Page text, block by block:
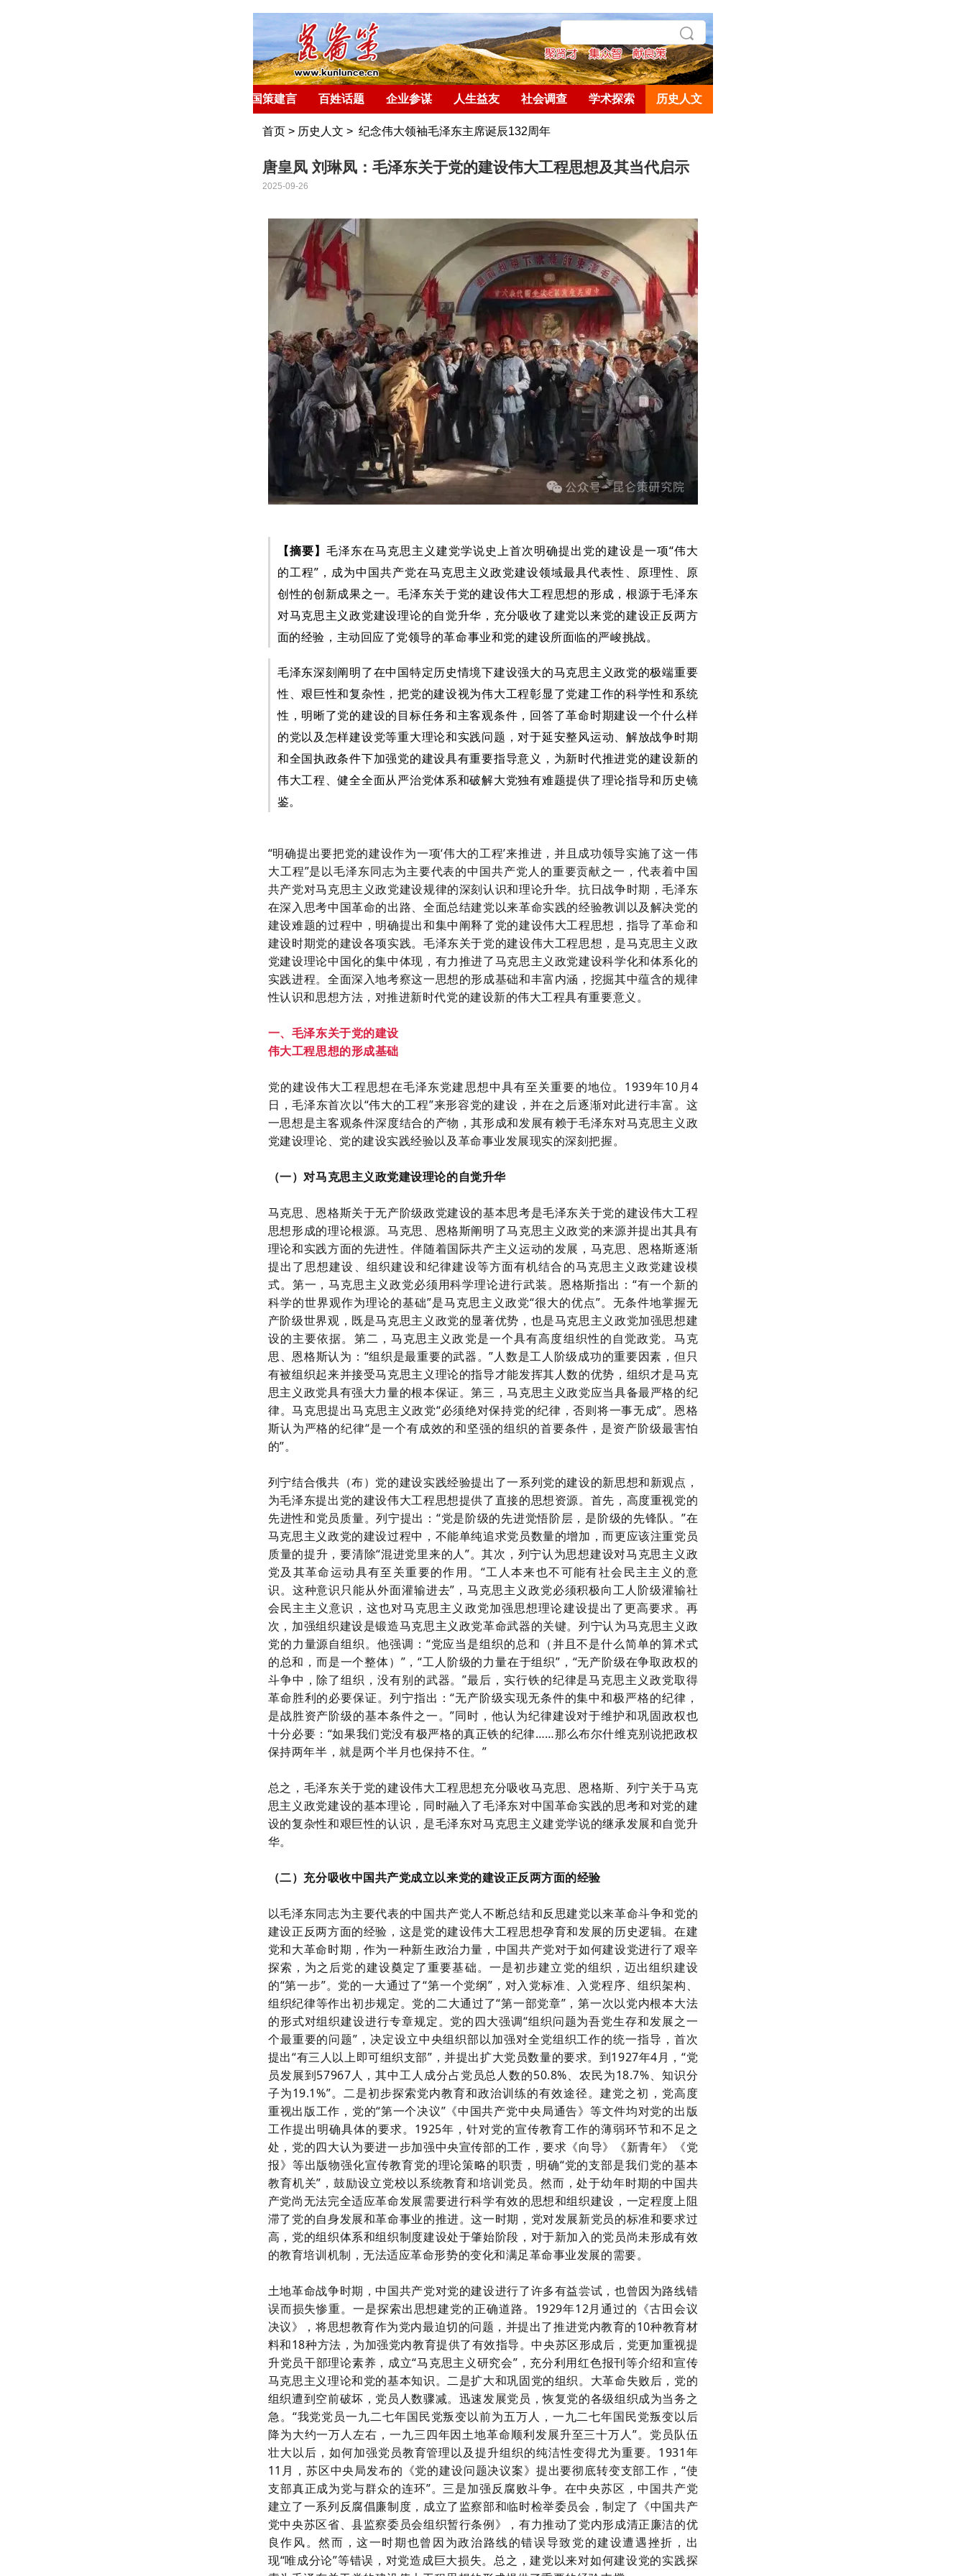
国策建言 百姓话题 企业参谋 人生益友 社会调查 学术探索 历史人文
首页> 历史人文 > 纪念伟大领袖毛泽东主席诞辰132周年
唐皇凤 刘琳凤：毛泽东关于党的建设伟大工程思想及其当代启示
2025-09-26
【摘要】 毛泽东在马克思主义建党学说史上首次明确提出党的建设是一项“伟大
的工程”，成为中国共产党在马克思主义政党建设领域最具代表性、原理性、原
创性的创新成果之一。毛泽东关于党的建设伟大工程思想的形成，根源于毛泽东
对马克思主义政党建设理论的自觉升华，充分吸收了建党以来党的建设正反两方
面的经验，主动回应了党领导的革命事业和党的建设所面临的严峻挑战。
毛泽东深刻阐明了在中国特定历史情境下建设强大的马克思主义政党的极端重要
性、艰巨性和复杂性，把党的建设视为伟大工程彰显了党建工作的科学性和系统
性，明晰了党的建设的目标任务和主客观条件，回答了革命时期建设一个什么样
的党以及怎样建设党等重大理论和实践问题，对于延安整风运动、解放战争时期
和全国执政条件下加强党的建设具有重要指导意义，为新时代推进党的建设新的
伟大工程、健全全面从严治党体系和破解大党独有难题提供了理论指导和历史镜
鉴。
“明确提出要把党的建设作为一项‘伟大的工程’来推进，并且成功领导实施了这一伟
大工程”是以毛泽东同志为主要代表的中国共产党人的重要贡献之一，代表着中国
共产党对马克思主义政党建设规律的深刻认识和理论升华。抗日战争时期，毛泽东
在深入思考中国革命的出路、全面总结建党以来革命实践的经验教训以及解决党的
建设难题的过程中，明确提出和集中阐释了党的建设伟大工程思想，指导了革命和
建设时期党的建设各项实践。毛泽东关于党的建设伟大工程思想，是马克思主义政
党建设理论中国化的集中体现，有力推进了马克思主义政党建设科学化和体系化的
实践进程。全面深入地考察这一思想的形成基础和丰富内涵，挖掘其中蕴含的规律
性认识和思想方法，对推进新时代党的建设新的伟大工程具有重要意义。
一、毛泽东关于党的建设
伟大工程思想的形成基础
党的建设伟大工程思想在毛泽东党建思想中具有至关重要的地位。 1939年10月4
日，毛泽东首次以“伟大的工程”来形容党的建设，并在之后逐渐对此进行丰富。这
一思想是主客观条件深度结合的产物，其形成和发展有赖于毛泽东对马克思主义政
党建设理论、党的建设实践经验以及革命事业发展现实的深刻把握。
（一）对马克思主义政党建设理论的自觉升华
马克思、恩格斯关于无产阶级政党建设的基本思考是毛泽东关于党的建设伟大工程
思想形成的理论根源。马克思、恩格斯阐明了马克思主义政党的来源并提出其具有
理论和实践方面的先进性。伴随着国际共产主义运动的发展，马克思、恩格斯逐渐
提出了思想建设、组织建设和纪律建设等方面有机结合的马克思主义政党建设模
式。第一，马克思主义政党必须用科学理论进行武装。恩格斯指出：“有一个新的
科学的世界观作为理论的基础”是马克思主义政党“很大的优点”。无条件地掌握无
产阶级世界观，既是马克思主义政党的显著优势，也是马克思主义政党加强思想建
设的主要依据。第二，马克思主义政党是一个具有高度组织性的自觉政党。马克
思、恩格斯认为：“组织是最重要的武器。”人数是工人阶级成功的重要因素，但只
有被组织起来并接受马克思主义理论的指导才能发挥其人数的优势，组织才是马克
思主义政党具有强大力量的根本保证。第三，马克思主义政党应当具备最严格的纪
律。马克思提出马克思主义政党“必须绝对保持党的纪律，否则将一事无成”。恩格
斯认为严格的纪律“是一个有成效的和坚强的组织的首要条件，是资产阶级最害怕
的”。
列宁结合俄共（布）党的建设实践经验提出了一系列党的建设的新思想和新观点，
为毛泽东提出党的建设伟大工程思想提供了直接的思想资源。首先，高度重视党的
先进性和党员质量。列宁提出： “党是阶级的先进觉悟阶层，是阶级的先锋队。”在
马克思主义政党的建设过程中，不能单纯追求党员数量的增加，而更应该注重党员
质量的提升，要清除“混进党里来的人”。其次，列宁认为思想建设对马克思主义政
党及其革命运动具有至关重要的作用。“工人本来也不可能有社会民主主义的意
识。这种意识只能从外面灌输进去”，马克思主义政党必须积极向工人阶级灌输社
会民主主义意识，这也对马克思主义政党加强思想理论建设提出了更高要求。再
次，加强组织建设是锻造马克思主义政党革命武器的关键。列宁认为马克思主义政
党的力量源自组织。他强调：“党应当是组织的总和（并且不是什么简单的算术式
的总和，而是一个整体）”，“工人阶级的力量在于组织”，“无产阶级在争取政权的
斗争中，除了组织，没有别的武器。”最后，实行铁的纪律是马克思主义政党取得
革命胜利的必要保证。列宁指出：“无产阶级实现无条件的集中和极严格的纪律，
是战胜资产阶级的基本条件之一。”同时，他认为纪律建设对于维护和巩固政权也
十分必要：“如果我们党没有极严格的真正铁的纪律……那么布尔什维克别说把政权
保持两年半，就是两个半月也保持不住。”
总之，毛泽东关于党的建设伟大工程思想充分吸收马克思、恩格斯、列宁关于马克
思主义政党建设的基本理论，同时融入了毛泽东对中国革命实践的思考和对党的建
设的复杂性和艰巨性的认识，是毛泽东对马克思主义建党学说的继承发展和自觉升
华。
（二）充分吸收中国共产党成立以来党的建设正反两方面的经验
以毛泽东同志为主要代表的中国共产党人不断总结和反思建党以来革命斗争和党的
建设正反两方面的经验，这是党的建设伟大工程思想孕育和发展的历史逻辑。在建
党和大革命时期，作为一种新生政治力量，中国共产党对于如何建设党进行了艰辛
探索，为之后党的建设奠定了重要基础。一是初步建立党的组织，迈出组织建设
的“第一步”。党的一大通过了“第一个党纲”，对入党标准、入党程序、组织架构、
组织纪律等作出初步规定。党的二大通过了“第一部党章”，第一次以党内根本大法
的形式对组织建设进行专章规定。党的四大强调“组织问题为吾党生存和发展之一
个最重要的问题”，决定设立中央组织部以加强对全党组织工作的统一指导，首次
提出“有三人以上即可组织支部”，并提出扩大党员数量的要求。到1927年4月，“党
员发展到57967人，其中工人成分占党员总人数的50.8%、农民为18.7%、知识分
子为19.1%”。二是初步探索党内教育和政治训练的有效途径。建党之初，党高度
重视出版工作，党的“第一个决议”《中国共产党中央局通告》等文件均对党的出版
工作提出明确具体的要求。1925年，针对党的宣传教育工作的薄弱环节和不足之
处，党的四大认为要进一步加强中央宣传部的工作，要求《向导》《新青年》《党
报》等出版物强化宣传教育党的理论策略的职责，明确“党的支部是我们党的基本
教育机关”，鼓励设立党校以系统教育和培训党员。然而，处于幼年时期的中国共
产党尚无法完全适应革命发展需要进行科学有效的思想和组织建设，一定程度上阻
滞了党的自身发展和革命事业的推进。这一时期，党对发展新党员的标准和要求过
高，党的组织体系和组织制度建设处于肇始阶段，对于新加入的党员尚未形成有效
的教育培训机制，无法适应革命形势的变化和满足革命事业发展的需要。
土地革命战争时期，中国共产党对党的建设进行了许多有益尝试，也曾因为路线错
误而损失惨重。一是探索出思想建党的正确道路。 1929年12月通过的《古田会议
决议》，将思想教育作为党内最迫切的问题，并提出了推进党内教育的10种教育材
料和18种方法，为加强党内教育提供了有效指导。中央苏区形成后，党更加重视提
升党员干部理论素养，成立“马克思主义研究会”，充分利用红色报刊等介绍和宣传
马克思主义理论和党的基本知识。二是扩大和巩固党的组织。大革命失败后，党的
组织遭到空前破坏，党员人数骤减。迅速发展党员，恢复党的各级组织成为当务之
急。“我党党员一九二七年国民党叛变以前为五万人，一九二七年国民党叛变以后
降为大约一万人左右，一九三四年因土地革命顺利发展升至三十万人”。党员队伍
壮大以后，如何加强党员教育管理以及提升组织的纯洁性变得尤为重要。1931年
11月，苏区中央局发布的《党的建设问题决议案》提出要彻底转变支部工作，“使
支部真正成为党与群众的连环”。三是加强反腐败斗争。在中央苏区，中国共产党
建立了一系列反腐倡廉制度，成立了监察部和临时检举委员会，制定了《中国共产
党中央苏区省、县监察委员会组织暂行条例》，有力推动了党内形成清正廉洁的优
良作风。然而，这一时期也曾因为政治路线的错误导致党的建设遭遇挫折，出
现“唯成分论”等错误，对党造成巨大损失。总之，建党以来对如何建设党的实践探